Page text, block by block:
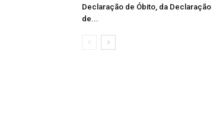
Declaração de Óbito, da Declaração
de...